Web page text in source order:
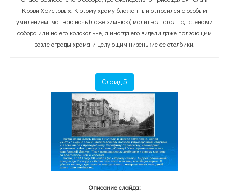
Крови Христовых. К этому храму блаженный относился с особым
умилением: мог всю ночь (даже зимнюю) молиться, стоя под стенами
собора или на его колокольне, а иногда его видели даже ползающим
возле ограды храма и целующим низенькие ее столбики.
Слайд 5
Описание слайда: